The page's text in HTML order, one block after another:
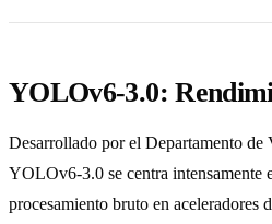
YOLOv6-3.0:
Desarrollado por el Departamento
YOLOv6-3.0 se centra intensamente
procesamiento bruto en aceleradores